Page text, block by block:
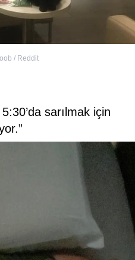
/ Reddit
sarılmak için